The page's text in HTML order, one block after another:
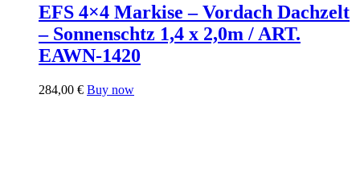
EFS 4×4 Markise – Vordach Dachzelt
– Sonnenschtz 1,4 x 2,0m / ART.
EAWN-1420
284,00 € Buy now